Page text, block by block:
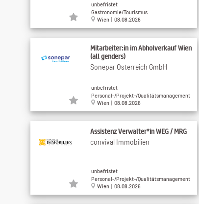
unbefristet
Gastronomie/Tourismus
Wien | 08.08.2026
Mitarbeiter:in im Abholverkauf Wien
(all genders)
Sonepar Österreich GmbH
unbefristet
Personal-/Projekt-/Qualitätsmanagement
Wien | 08.08.2026
Assistenz Verwalter*in WEG / MRG
convival Immobilien
unbefristet
Personal-/Projekt-/Qualitätsmanagement
Wien | 08.08.2026